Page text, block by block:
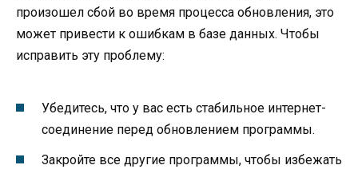
произошел сбой во время процесса обновления, это
может привести к ошибкам в базе данных. Чтобы
исправить эту проблему:
Убедитесь, что у вас есть стабильное интернет-
соединение перед обновлением программы.
Закройте все другие программы, чтобы избежать